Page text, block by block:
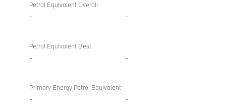
Petrol Equivalent Overall
- -
Petrol Equivalent Best
- -
Primary Energy Petrol Equivalent
- -